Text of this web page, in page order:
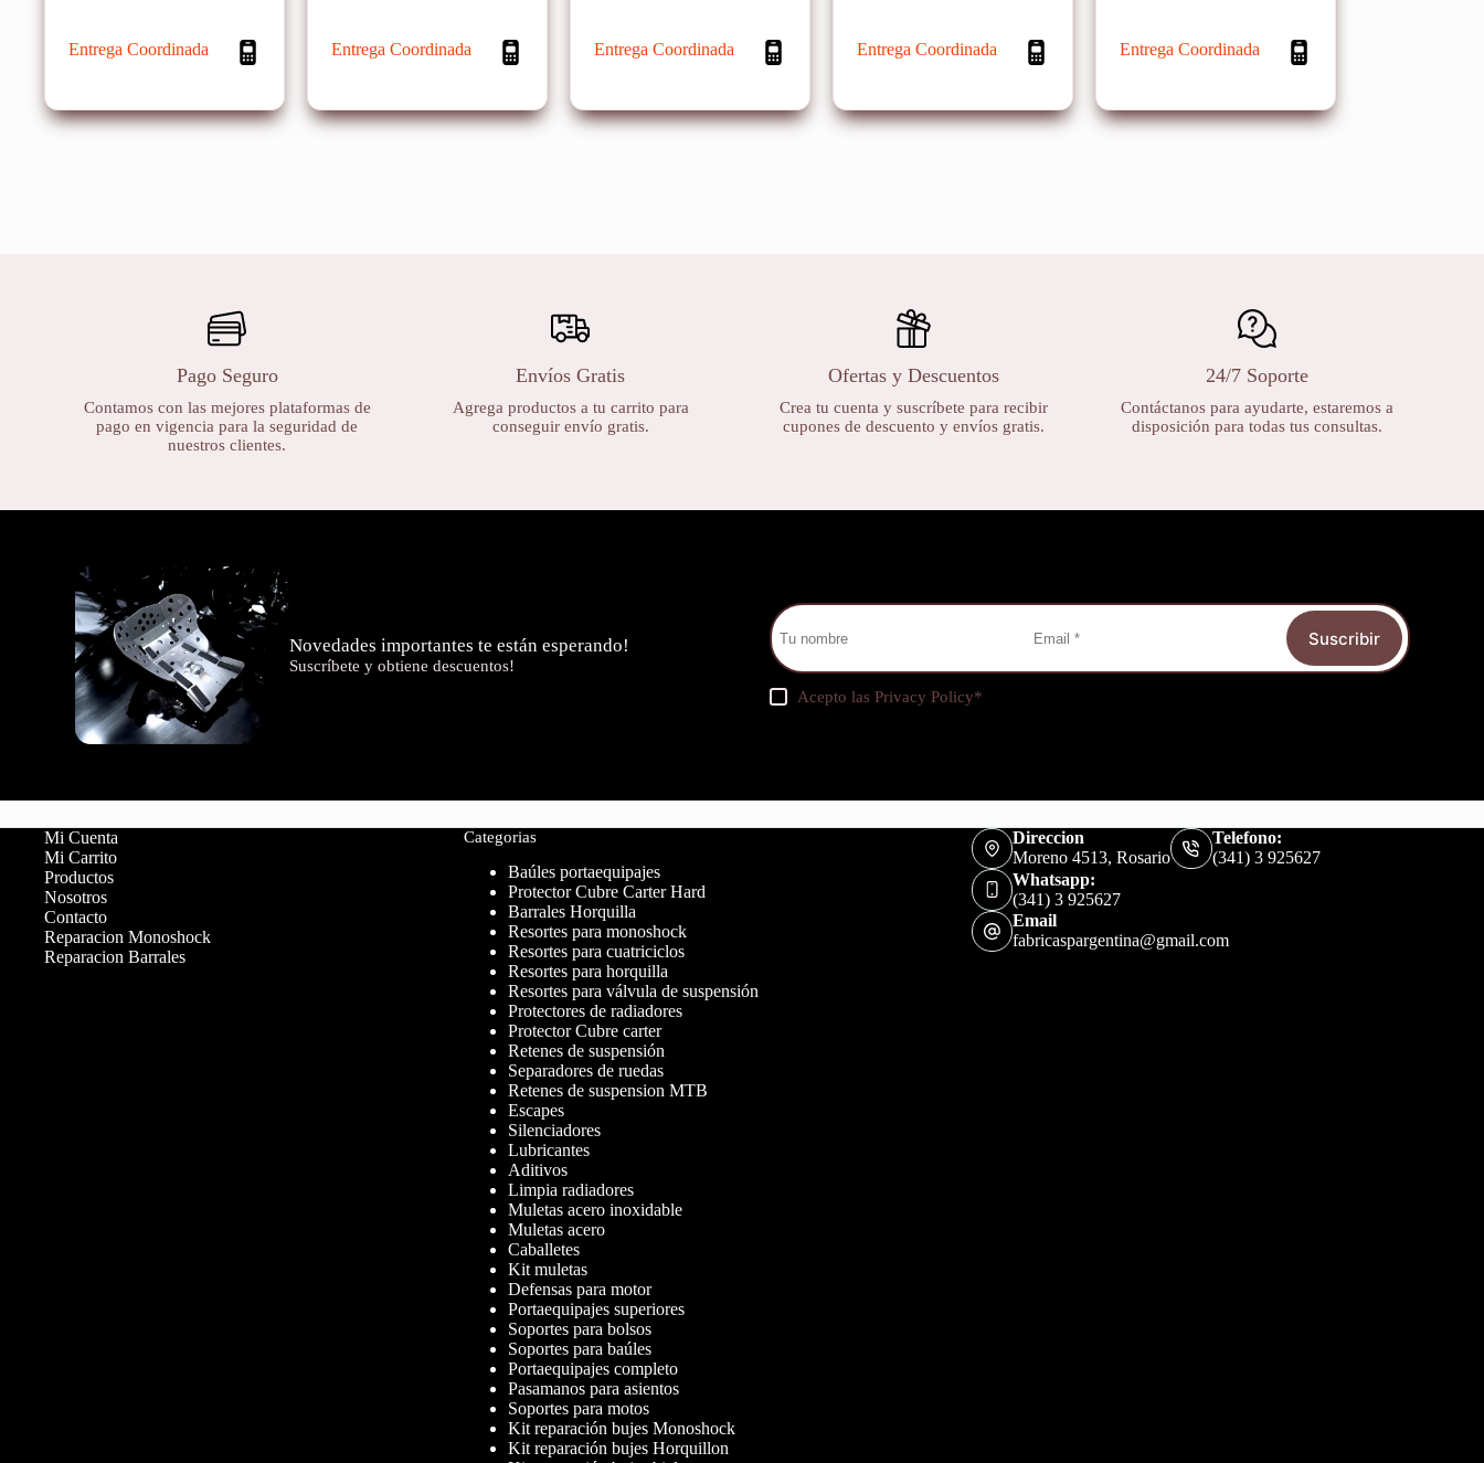
Entrega Coordinada Entrega Coordinada Entrega Coordinada Entrega Coordinada Entrega Coordinada
Pago Seguro
Contamos con las mejores plataformas de
pago en vigencia para la seguridad de
nuestros clientes.
Envíos Gratis
Agrega productos a tu carrito para
conseguir envío gratis.
Ofertas y Descuentos
Crea tu cuenta y suscríbete para recibir
cupones de descuento y envíos gratis.
24/7 Soporte
Contáctanos para ayudarte, estaremos a
disposición para todas tus consultas.
Novedades importantes te están esperando!
Suscríbete y obtiene descuentos!
Suscribir
Acepto lasPrivacy Policy*
Mi Cuenta
Mi Carrito
Productos
Nosotros
Contacto
Reparacion Monoshock
Reparacion Barrales
Categorias
Baúles portaequipajes
Protector Cubre Carter Hard
Barrales Horquilla
Resortes para monoshock
Resortes para cuatriciclos
Resortes para horquilla
Resortes para válvula de suspensión
Protectores de radiadores
Protector Cubre carter
Retenes de suspensión
Separadores de ruedas
Retenes de suspension MTB
Escapes
Silenciadores
Lubricantes
Aditivos
Limpia radiadores
Muletas acero inoxidable
Muletas acero
Caballetes
Kit muletas
Defensas para motor
Portaequipajes superiores
Soportes para bolsos
Soportes para baúles
Portaequipajes completo
Pasamanos para asientos
Soportes para motos
Kit reparación bujes Monoshock
Kit reparación bujes Horquillon
Direccion
Moreno 4513, Rosario
Telefono:
(341) 3 925627
Whatsapp:
(341) 3 925627
Email
fabricaspargentina@gmail.com